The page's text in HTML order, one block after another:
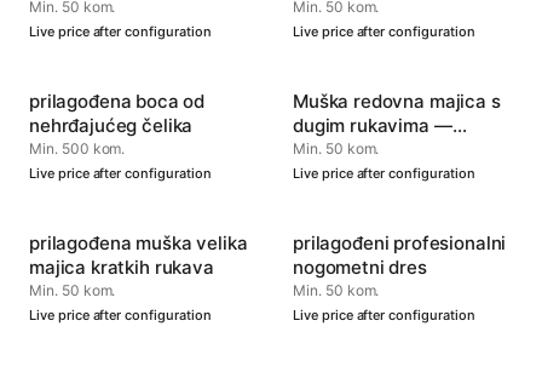
Sportska Odjeća
Min. 50 kom.
Live price after configuration
ledu
Min. 50 kom.
Live price after configuration
prilagođena boca od
nehrđajućeg čelika
Min. 500 kom.
Live price after configuration
Muška redovna majica s
dugim rukavima —
Izdržljiva i mekana za
svakodnevnu udobnost
Min. 50 kom.
Live price after configuration
prilagođena muška velika
majica kratkih rukava
Min. 50 kom.
Live price after configuration
prilagođeni profesionalni
nogometni dres
Min. 50 kom.
Live price after configuration